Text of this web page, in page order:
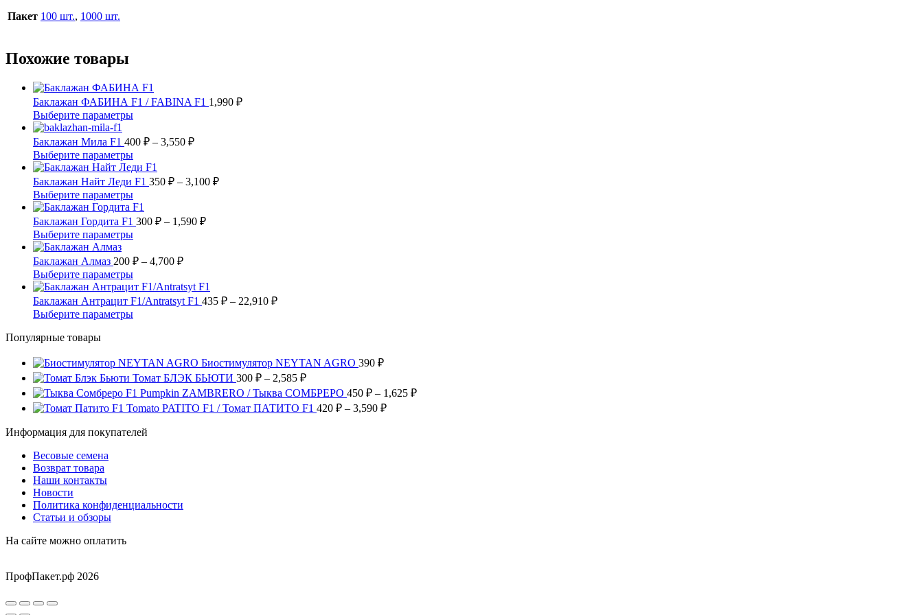
Пакет 100 шт., 1000 шт.
Похожие товары
Баклажан ФАБИНА F1 / FABINA F1 1,990 ₽
Выберите параметрыЭтот
имеет
несколько
вариаций.
Опции
можно
выбрать
на
странице
товара.
Баклажан Мила F1 400 ₽ – 3,550 ₽Диапазон
–
Выберите параметрыЭтот
товар
имеет
несколько
вариаций.
Опции
можно
выбрать
странице
товара.
Баклажан Найт Леди F1 350 ₽ – 3,100 ₽Диапазон
Выберите параметрыЭтот
товар
имеет
несколько
вариаций.
Опции
можно
выбрать
на
странице
товара.
Баклажан Гордита F1 300 ₽ – 1,590 ₽Диапазон
Выберите параметрыЭтот
имеет
несколько
вариаций.
Опции
можно
выбрать
товара.
Баклажан Алмаз 200 ₽ – 4,700 ₽Диапазон
200 ₽
–
Выберите параметрыЭтот
товар
имеет
несколько
вариаций.
выбрать
на
странице
товара.
Баклажан Антрацит F1/Antratsyt F1 435 ₽ – 22,910 ₽Диапазон
Выберите параметрыЭтот
вариаций.
Опции
можно
выбрать
на
товара.
Популярные товары
Биостимулятор NEYTAN AGRO 390 ₽
Томат БЛЭК БЬЮТИ 300 ₽ – 2,585 ₽Диапазон
цен:
300 ₽
–
Pumpkin ZAMBRERO / Тыква СОМБРЕРО 450 ₽ – 1,625 ₽Диапазон
Tomato PATITO F1 / Томат ПАТИТО F1 420 ₽ – 3,590 ₽Диапазон
Информация для покупателей
Весовые семена
Возврат товара
Наши контакты
Новости
Политика конфиденциальности
Статьи и обзоры
На сайте можно оплатить
ПрофПакет.рф 2026
Вверх